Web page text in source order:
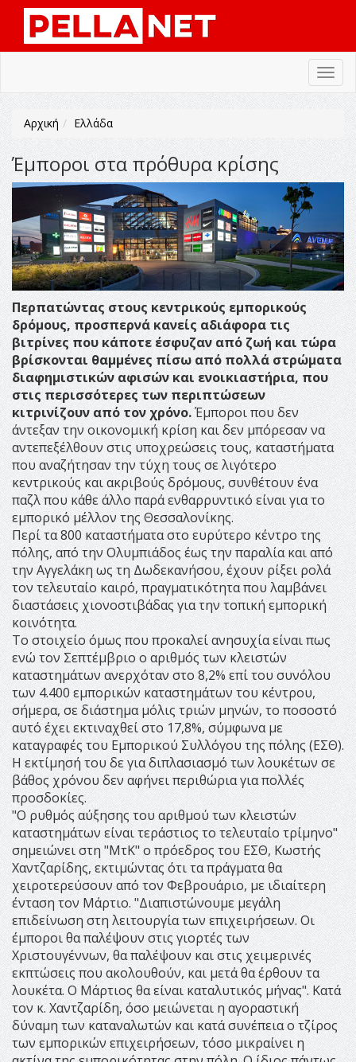
Αρχική Ελλάδα
Έμποροι στα πρόθυρα κρίσης
Περπατώντας στους κεντρικούς εμπορικούς
δρόμους, προσπερνά κανείς αδιάφορα τις
βιτρίνες που κάποτε έσφυζαν από ζωή και τώρα
βρίσκονται θαμμένες πίσω από πολλά στρώματα
διαφημιστικών αφισών και ενοικιαστήρια, που
στις περισσότερες των περιπτώσεων
κιτρινίζουν από τον χρόνο.Έμποροι που δεν
άντεξαν την οικονομική κρίση και δεν μπόρεσαν να
αντεπεξέλθουν στις υποχρεώσεις τους, καταστήματα
που αναζήτησαν την τύχη τους σε λιγότερο
κεντρικούς και ακριβούς δρόμους, συνθέτουν ένα
παζλ που κάθε άλλο παρά ενθαρρυντικό είναι για το
εμπορικό μέλλον της Θεσσαλονίκης.
Περί τα 800 καταστήματα στο ευρύτερο κέντρο της
πόλης, από την Ολυμπιάδος έως την παραλία και από
την Αγγελάκη ως τη Δωδεκανήσου, έχουν ρίξει ρολά
τον τελευταίο καιρό, πραγματικότητα που λαμβάνει
διαστάσεις χιονοστιβάδας για την τοπική εμπορική
κοινότητα.
Το στοιχείο όμως που προκαλεί ανησυχία είναι πως
ενώ τον Σεπτέμβριο ο αριθμός των κλειστών
καταστημάτων ανερχόταν στο 8,2% επί του συνόλου
των 4.400 εμπορικών καταστημάτων του κέντρου,
σήμερα, σε διάστημα μόλις τριών μηνών, το ποσοστό
αυτό έχει εκτιναχθεί στο 17,8%, σύμφωνα με
καταγραφές του Εμπορικού Συλλόγου της πόλης (ΕΣΘ).
Η εκτίμησή του δε για διπλασιασμό των λουκέτων σε
βάθος χρόνου δεν αφήνει περιθώρια για πολλές
προσδοκίες.
"Ο ρυθμός αύξησης του αριθμού των κλειστών
καταστημάτων είναι τεράστιος το τελευταίο τρίμηνο"
σημειώνει στη "ΜτΚ" ο πρόεδρος του ΕΣΘ, Κωστής
Χαντζαρίδης, εκτιμώντας ότι τα πράγματα θα
χειροτερεύσουν από τον Φεβρουάριο, με ιδιαίτερη
ένταση τον Μάρτιο. "Διαπιστώνουμε μεγάλη
επιδείνωση στη λειτουργία των επιχειρήσεων. Οι
έμποροι θα παλέψουν στις γιορτές των
Χριστουγέννων, θα παλέψουν και στις χειμερινές
εκπτώσεις που ακολουθούν, και μετά θα έρθουν τα
λουκέτα. Ο Μάρτιος θα είναι καταλυτικός μήνας". Κατά
τον κ. Χαντζαρίδη, όσο μειώνεται η αγοραστική
δύναμη των καταναλωτών και κατά συνέπεια ο τζίρος
των εμπορικών επιχειρήσεων, τόσο μικραίνει η